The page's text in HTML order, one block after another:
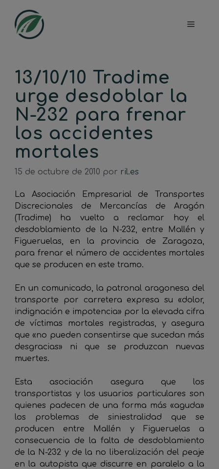
contenido
Menú
13/10/10 Tradime
urge desdoblar la
N-232 para frenar
los accidentes
mortales
15 de octubre de 2010 por ril.es
La Asociación Empresarial de Transportes
Discrecionales de Mercancías de Aragón
(Tradime) ha vuelto a reclamar hoy el
desdoblamiento de la N-232, entre Mallén y
Figueruelas, en la provincia de Zaragoza,
para frenar el número de accidentes mortales
que se producen en este tramo.
En un comunicado, la patronal aragonesa del
transporte por carretera expresa su «dolor,
indignación e impotencia» por la elevada cifra
de víctimas mortales registradas, y asegura
que «no pueden consentirse que sucedan más
desgracias» ni que se produzcan nuevas
muertes.
Esta asociación asegura que los
transportistas y los usuarios particulares son
quienes padecen de una forma más «aguda»
los problemas de siniestralidad que se
producen entre Mallén y Figueruelas a
consecuencia de la falta de desdoblamiento
de la N-232 y de la no liberalización del peaje
en la autopista que discurre en paralelo a la